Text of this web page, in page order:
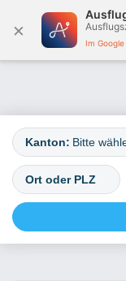
×
Im
Kanton: Bitte